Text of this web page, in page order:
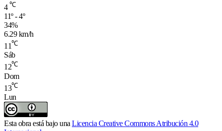
4 ℃
11º - 4º
34%
6.29 km/h
11℃
Sáb
12℃
Dom
13℃
Lun
Esta obra está bajo una Licencia Creative Commons Atribución 4.0